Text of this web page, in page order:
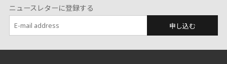
ニュースレターに登録する
申し込む
:::